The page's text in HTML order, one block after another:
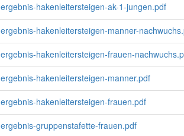
ergebnis-hakenleitersteigen-ak-1-jungen.pdf
ergebnis-hakenleitersteigen-manner-
ergebnis-hakenleitersteigen-frauen-
ergebnis-hakenleitersteigen-manner.pdf
ergebnis-hakenleitersteigen-frauen.pdf
ergebnis-gruppenstafette-frauen.pdf